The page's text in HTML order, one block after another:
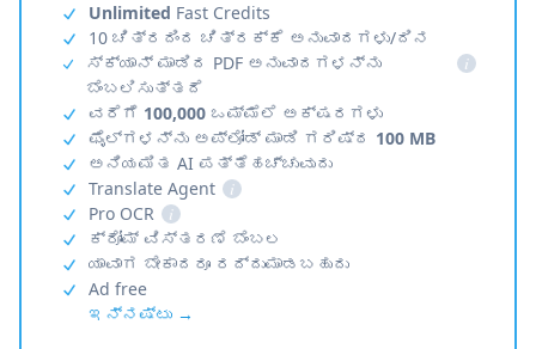
Unlimited Fast Credits
10 ಚಿತ್ರದಿಂದ ಚಿತ್ರಕ್ಕೆ ಅನುವಾದಗಳು/ದಿನ
ಸ್ಕ್ಯಾನ್ ಮಾಡಿದ PDF ಅನುವಾದಗಳನ್ನು
ಬೆಂಬಲಿಸುತ್ತದೆ
i
ವರೆಗೆ 100,000 ಒಮ್ಮೆಲೆ ಅಕ್ಷರಗಳು
ಫೈಲ್‌ಗಳನ್ನು ಅಪ್‌ಲೋಡ್ ಮಾಡಿ ಗರಿಷ್ಠ 100 MB
ಅನಿಯಮಿತ AI ಪತ್ತೆಹಚ್ಚುವುದು
Translate Agent
i
Pro OCR
i
ಕ್ರೋಮ್ ವಿಸ್ತರಣೆ ಬೆಂಬಲ
ಯಾವಾಗ ಬೇಕಾದರೂ ರದ್ದುಮಾಡಬಹುದು
Ad free
ಇನ್ನಷ್ಟು →